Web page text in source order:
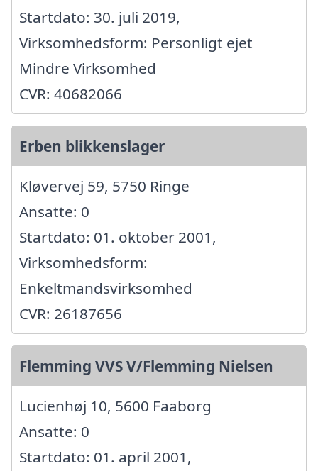
Startdato: 30. juli 2019,
Virksomhedsform: Personligt ejet
Mindre Virksomhed
CVR: 40682066
Erben blikkenslager
Kløvervej 59, 5750 Ringe
Ansatte: 0
Startdato: 01. oktober 2001,
Virksomhedsform:
Enkeltmandsvirksomhed
CVR: 26187656
Flemming VVS V/Flemming Nielsen
Lucienhøj 10, 5600 Faaborg
Ansatte: 0
Startdato: 01. april 2001,